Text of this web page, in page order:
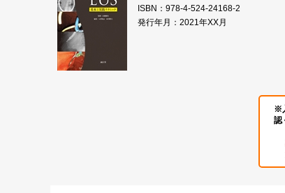
ISBN：978-4-524-24168-2
発行年月：2021年XX月
※
認